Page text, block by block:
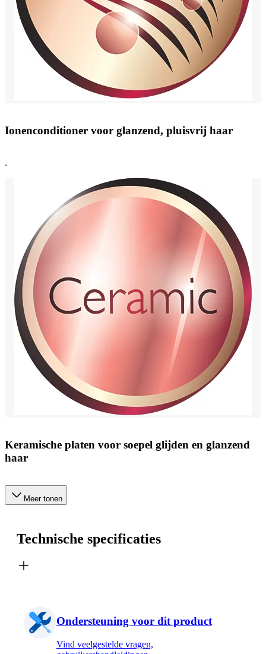
Ionenconditioner voor glanzend, pluisvrij haar
.
Keramische platen voor soepel glijden en glanzend
haar
Meer tonen
Technische specificaties
Ondersteuning voor dit product
Vind veelgestelde vragen,